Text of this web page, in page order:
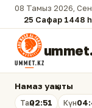
08 Тамыз 2026,
25 Сафар 1448 һ.
Намаз уақыты
Таң02:51 Күн